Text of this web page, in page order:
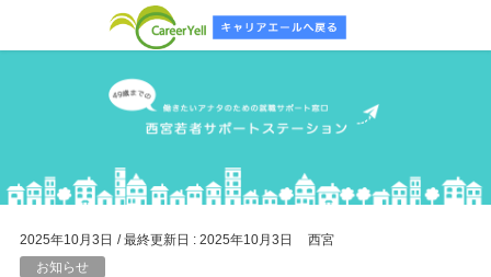
2025年10月3日 / 最終更新日 : 2025年10月3日
西宮
お知らせ